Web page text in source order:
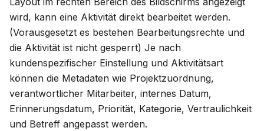
wird, kann eine Aktivität direkt bearbeitet werden.
(Vorausgesetzt es bestehen Bearbeitungsrechte und
die Aktivität ist nicht gesperrt) Je nach
kundenspezifischer Einstellung und Aktivitätsart
können die Metadaten wie Projektzuordnung,
verantwortlicher Mitarbeiter, internes Datum,
Erinnerungsdatum, Priorität, Kategorie, Vertraulichkeit
und Betreff angepasst werden.